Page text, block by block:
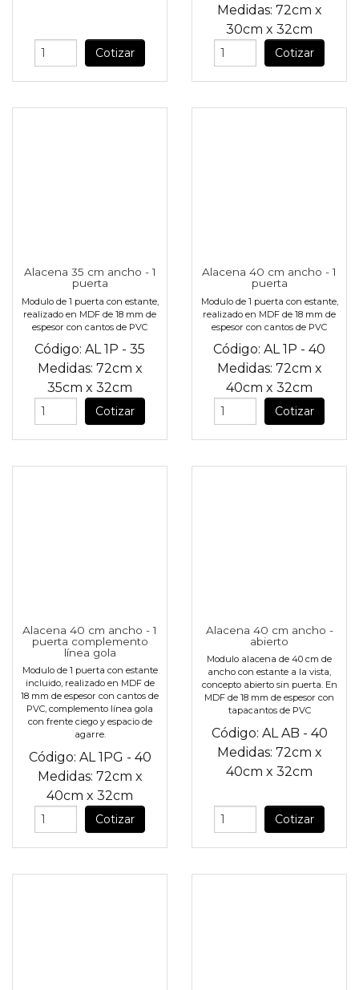
Cotizar
Medidas: 72cm x
30cm x 32cm
Cotizar
Alacena 35 cm ancho - 1
puerta
Modulo de 1 puerta con estante,
realizado en MDF de 18 mm de
espesor con cantos de PVC
Código: AL 1P - 35
Medidas: 72cm x
35cm x 32cm
Cotizar
Alacena 40 cm ancho - 1
puerta
Modulo de 1 puerta con estante,
realizado en MDF de 18 mm de
espesor con cantos de PVC
Código: AL 1P - 40
Medidas: 72cm x
40cm x 32cm
Cotizar
Alacena 40 cm ancho - 1
puerta complemento
línea gola
Modulo de 1 puerta con estante
incluido, realizado en MDF de
18 mm de espesor con cantos de
PVC, complemento línea gola
con frente ciego y espacio de
agarre.
Código: AL 1PG - 40
Medidas: 72cm x
40cm x 32cm
Cotizar
Alacena 40 cm ancho -
abierto
Modulo alacena de 40 cm de
ancho con estante a la vista,
concepto abierto sin puerta. En
MDF de 18 mm de espesor con
tapacantos de PVC
Código: AL AB - 40
Medidas: 72cm x
40cm x 32cm
Cotizar